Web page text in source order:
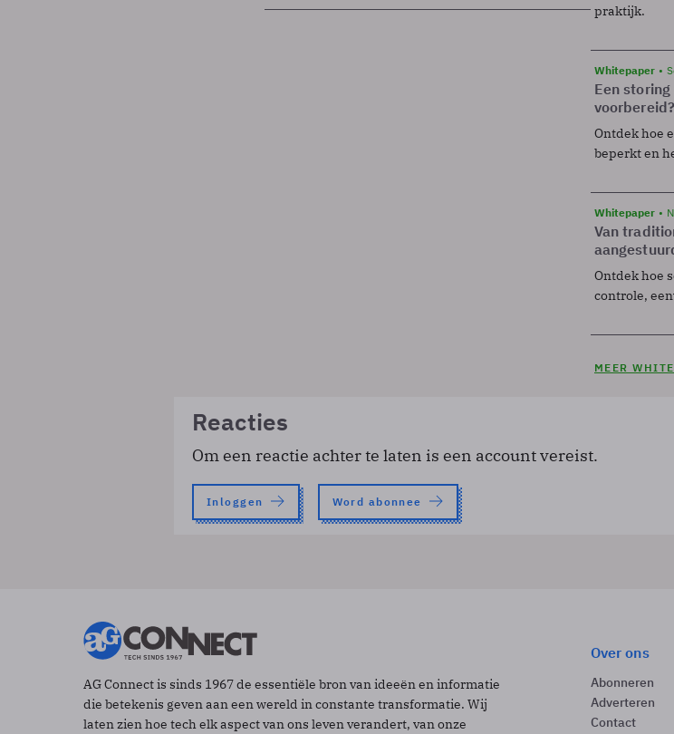
praktijk.
Whitepaper
Een
voorbereid?
Ontdek hoe
beperkt en
Whitepaper
Van
Ontdek hoe
controle,
MEER
Reacties
Om een reactie achter te laten is een account vereist.
Inloggen Word abonnee
AG Connect is sinds 1967 de essentiële bron van ideeën en informatie
die betekenis geven aan een wereld in constante transformatie. Wij
laten zien hoe tech elk aspect van ons leven verandert, van onze
Over ons
Abonneren
Adverteren
Contact